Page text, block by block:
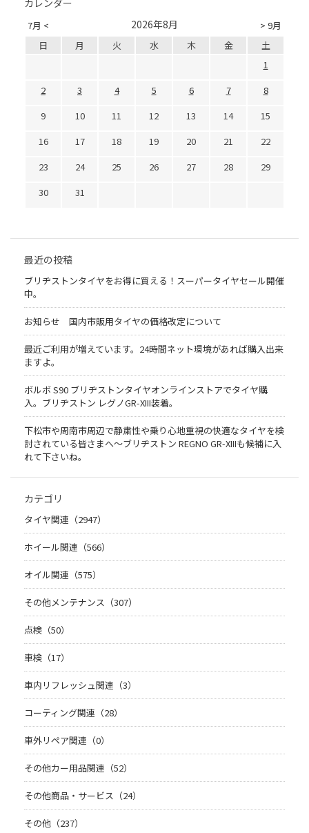
7月 < > 9月
2026年8月
日 月 火 水 木 金
土
1
2
3 4 5 6 7
8
9
10 11 12 13 14
15
16
17 18 19 20 21
22
23
24 25 26 27 28
29
30
31
最近の投稿
ブリヂストンタイヤをお得に買える！スーパータイヤセール開催
中。
お知らせ 国内市販用タイヤの価格改定について
最近ご利用が増えています。24時間ネット環境があれば購入出来
ますよ。
ボルボ S90 ブリヂストンタイヤオンラインストアでタイヤ購
入。ブリヂストン レグノGR-XIII装着。
下松市や周南市周辺で静粛性や乗り心地重視の快適なタイヤを検
討されている皆さまへ〜ブリヂストン REGNO GR-XIIIも候補に入
れて下さいね。
カテゴリ
タイヤ関連（2947）
ホイール関連（566）
オイル関連（575）
その他メンテナンス（307）
点検（50）
車検（17）
車内リフレッシュ関連（3）
コーティング関連（28）
車外リペア関連（0）
その他カー用品関連（52）
その他商品・サービス（24）
その他（237）